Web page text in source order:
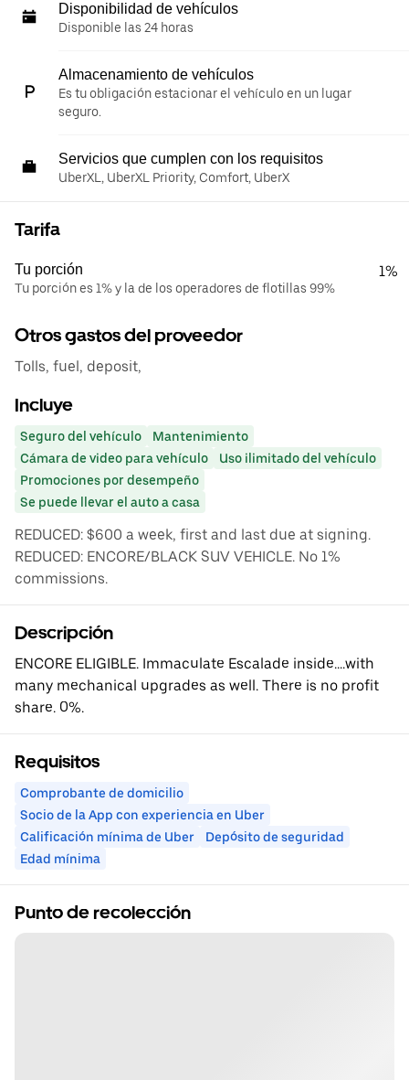
Disponibilidad de vehículos
Disponible las 24 horas
Almacenamiento de vehículos
Es tu obligación estacionar el vehículo en un lugar
seguro.
Servicios que cumplen con los requisitos
UberXL, UberXL Priority, Comfort, UberX
Tarifa
Tu porción
Tu porción es 1% y la de los operadores de flotillas 99%
1%
Otros gastos del proveedor
Tolls, fuel, deposit,
Incluye
Seguro del vehículo
Mantenimiento
Cámara de video para vehículo
Uso ilimitado del vehículo
Promociones por desempeño
Se puede llevar el auto a casa
REDUCED: $600 a week, first and last due at signing.
REDUCED: ENCORE/BLACK SUV VEHICLE. No 1%
commissions.
Descripción
ENCORE ELIGIBLE. Immaculate Escalade inside....with
many mechanical upgrades as well. There is no profit
share. 0%.
Requisitos
Comprobante de domicilio
Socio de la App con experiencia en Uber
Calificación mínima de Uber
Depósito de seguridad
Edad mínima
Punto de recolección